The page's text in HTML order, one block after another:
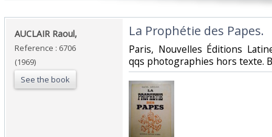
‎AUCLAIR Raoul,‎
Reference : 6706
(1969)
See the book
‎La Prophétie des Papes.‎
‎Paris, Nouvelles Éditions
qqs photographies hors texte.